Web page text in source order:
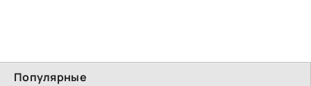
Популярные